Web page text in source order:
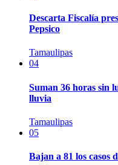
Descarta Fiscalía
Pepsico
Tamaulipas
04
Suman 36 horas sin
lluvia
Tamaulipas
05
Bajan a 81 los casos